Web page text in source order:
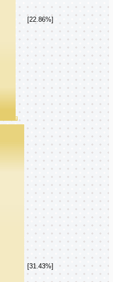
[22.86%]
[31.43%]